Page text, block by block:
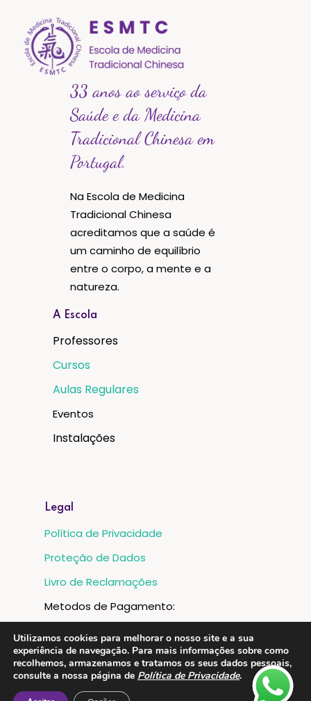
33 anos ao serviço da
Saúde e da Medicina
Tradicional Chinesa em
Portugal.
Na Escola de Medicina
Tradicional Chinesa
acreditamos que a saúde é
um caminho de equilíbrio
entre o corpo, a mente e a
natureza.
A Escola
Professores
Cursos
Aulas Regulares
Eventos
Instalações
Legal
Política de Privacidade
Proteção de Dados
Livro de Reclamações
Metodos de Pagamento:
Utilizamos cookies para melhorar o nosso site e a sua
experiência de navegação. Para mais informações sobre como
recolhemos, armazenamos e tratamos os seus dados pessoais,
consulte a nossa página de Política de Privacidade.